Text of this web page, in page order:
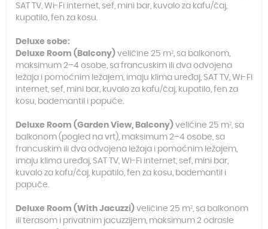
SAT TV, Wi-Fi internet, sef, mini bar, kuvalo za kafu/čaj,
kupatilo, fen za kosu.
Deluxe sobe:
Deluxe Room (Balcony) veličine 25 m², sa balkonom,
maksimum 2–4 osobe, sa francuskim ili dva odvojena
ležaja i pomoćnim ležajem, imaju klima uređaj, SAT TV, Wi-Fi
internet, sef, mini bar, kuvalo za kafu/čaj, kupatilo, fen za
kosu, bademantil i papuče.
Deluxe Room (Garden View, Balcony) veličine 25 m², sa
balkonom (pogled na vrt), maksimum 2–4 osobe, sa
francuskim ili dva odvojena ležaja i pomoćnim ležajem,
imaju klima uređaj, SAT TV, Wi-Fi internet, sef, mini bar,
kuvalo za kafu/čaj, kupatilo, fen za kosu, bademantil i
papuče.
Deluxe Room (With Jacuzzi) veličine 25 m², sa balkonom
ili terasom i privatnim jacuzzijem, maksimum 2 odrasle